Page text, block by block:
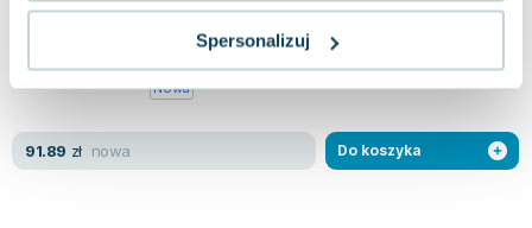
Spersonalizuj
Jeśli tak, mamy dla Ciebie coś, co...
Nowa
91.89 zł nowa Do koszyka